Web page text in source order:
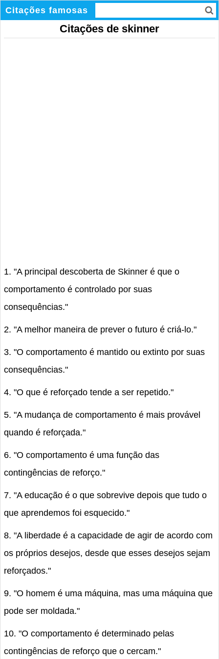
Citações famosas
Citações de skinner
1. "A principal descoberta de Skinner é que o
comportamento é controlado por suas
consequências."
2. "A melhor maneira de prever o futuro é criá-lo."
3. "O comportamento é mantido ou extinto por suas
consequências."
4. "O que é reforçado tende a ser repetido."
5. "A mudança de comportamento é mais provável
quando é reforçada."
6. "O comportamento é uma função das
contingências de reforço."
7. "A educação é o que sobrevive depois que tudo o
que aprendemos foi esquecido."
8. "A liberdade é a capacidade de agir de acordo com
os próprios desejos, desde que esses desejos sejam
reforçados."
9. "O homem é uma máquina, mas uma máquina que
pode ser moldada."
10. "O comportamento é determinado pelas
contingências de reforço que o cercam."